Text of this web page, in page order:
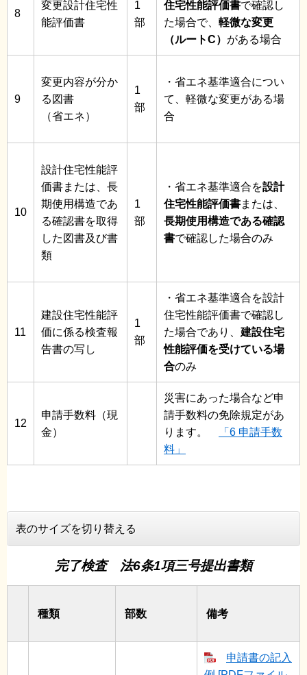
8
変更設計住宅性
能評価書
1
部
住宅性能評価書で確認し
た場合で、 軽微な変更
（ルートC） がある場合
9
変更内容が分か
る図書
（省エネ）
1
部
・省エネ基準適合につい
て、軽微な変更がある場
合
10
設計住宅性能評
価書または、長
期使用構造であ
る確認書を取得
した図書及び書
類
1
部
・省エネ基準適合を設計
住宅性能評価書または、
長期使用構造である確認
書で確認した場合のみ
11
建設住宅性能評
価に係る検査報
告書の写し
1
部
・省エネ基準適合を設計
住宅性能評価書で確認し
た場合であり、 建設住宅
性能評価を受けている場
合のみ
12
申請手数料（現
金）
災害にあった場合など申
請手数料の免除規定があ
ります。
「6 申請手数
料」
表のサイズを切り替える
完了検査 法6条1項三号提出書類
種類 部数 備考
申請書の記入